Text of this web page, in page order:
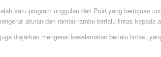
satu program unggulan dari Polri yang bertujuan
aturan dan rambu-rambu berlalu lintas kepada
diajarkan mengenai keselamatan berlalu lintas,